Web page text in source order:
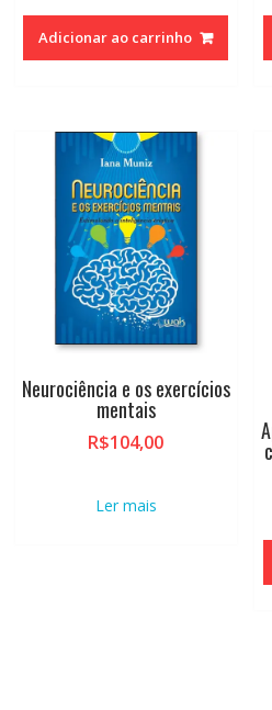
Adicionar ao carrinho
Neurociência e os exercícios
mentais
R$104,00
Ler mais